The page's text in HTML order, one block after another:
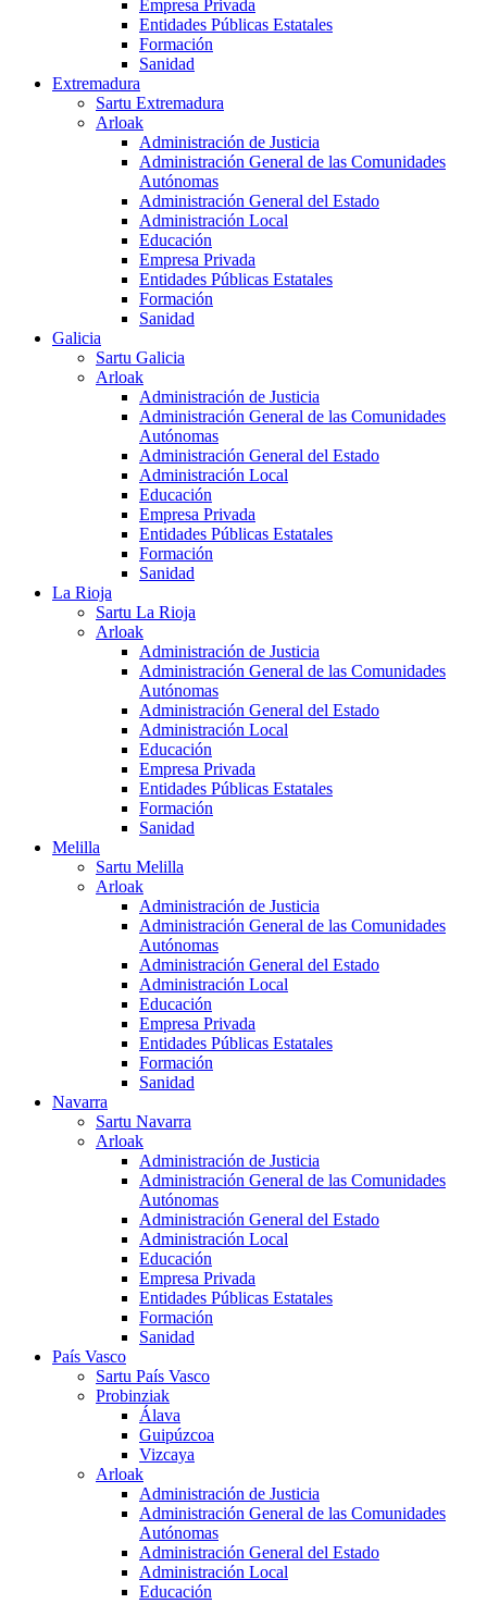
Empresa Privada
Entidades Públicas Estatales
Formación
Sanidad
Extremadura
Sartu Extremadura
Arloak
Administración de Justicia
Administración General de las Comunidades
Autónomas
Administración General del Estado
Administración Local
Educación
Empresa Privada
Entidades Públicas Estatales
Formación
Sanidad
Galicia
Sartu Galicia
Arloak
Administración de Justicia
Administración General de las Comunidades
Autónomas
Administración General del Estado
Administración Local
Educación
Empresa Privada
Entidades Públicas Estatales
Formación
Sanidad
La Rioja
Sartu La Rioja
Arloak
Administración de Justicia
Administración General de las Comunidades
Autónomas
Administración General del Estado
Administración Local
Educación
Empresa Privada
Entidades Públicas Estatales
Formación
Sanidad
Melilla
Sartu Melilla
Arloak
Administración de Justicia
Administración General de las Comunidades
Autónomas
Administración General del Estado
Administración Local
Educación
Empresa Privada
Entidades Públicas Estatales
Formación
Sanidad
Navarra
Sartu Navarra
Arloak
Administración de Justicia
Administración General de las Comunidades
Autónomas
Administración General del Estado
Administración Local
Educación
Empresa Privada
Entidades Públicas Estatales
Formación
Sanidad
País Vasco
Sartu País Vasco
Probinziak
Álava
Guipúzcoa
Vizcaya
Arloak
Administración de Justicia
Administración General de las Comunidades
Autónomas
Administración General del Estado
Administración Local
Educación